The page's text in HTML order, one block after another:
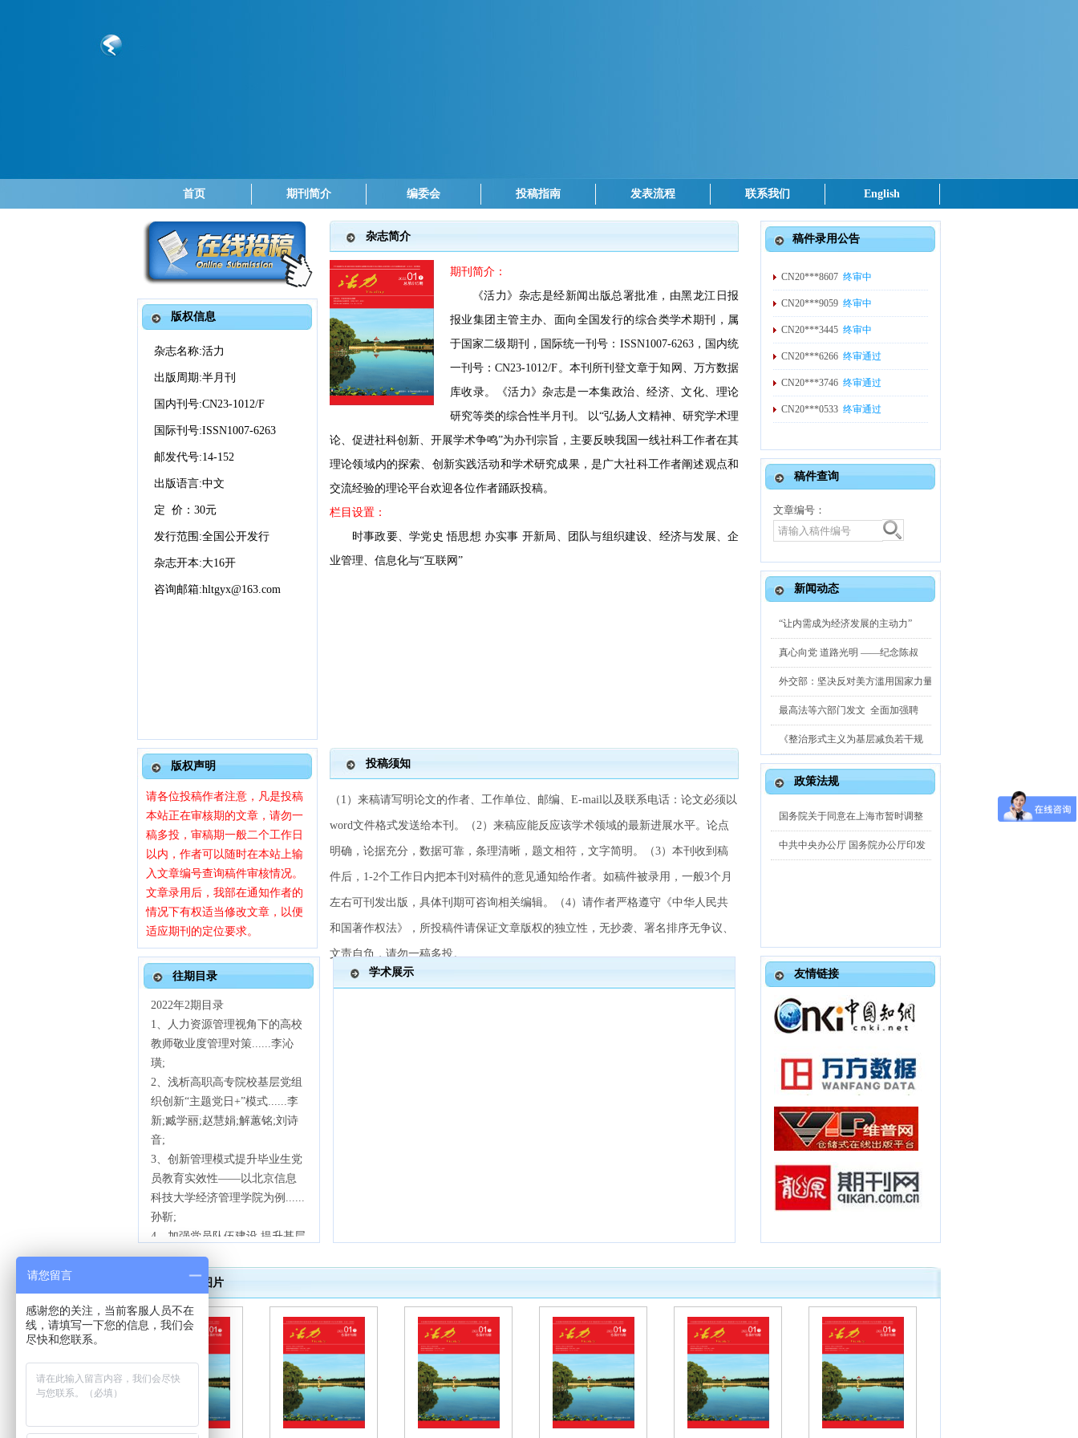
首页 期刊简介 编委会 投稿指南 发表流程 联系我们 English
版权信息
杂志名称:活力
出版周期 :半月 刊
国内刊号:CN23-1012/F
国际刊号:ISSN1007-6263
邮发代号:14-152
出版语言:中文
定 价： 30元
发行范围 :全国公开发行
杂志开本:大16开
咨询邮箱:hltgyx@163.com
版权声明
请各位投稿作者注意，凡是投稿
本站正在审核期的文章，请勿一
稿多投，审稿期一般二个工作日
以内，作者可以随时在本站上输
入文章编号查询稿件审核情况。
文章录用后，我部在通知作者的
情况下有权适当修改文章，以便
适应期刊的定位要求。
杂志简介
期刊简介：
《活力》杂志是经新闻出版总署批准，由黑龙江日报
报业集团主管主办、面向全国发行的综合类学术期刊，属
于国家二级期刊，国际统一刊号： ISSN1007-6263，国内统
一刊号：CN23-1012/F。本刊所刊登文章于知网、万方数据
库收录。《活力》杂志是一本集政治、经济、文化、理论
研究等类的综合性半月刊。 以“弘扬人文精神、研究学术理
论、促进社科创新、开展学术争鸣”为办刊宗旨，主要反映我国一线社科工作者在其
理论领域内的探索、创新实践活动和学术研究成果，是广大社科工作者阐述观点和
交流经验的理论平台欢迎各位作者踊跃投稿。
栏目设置：
时事政要、学党史 悟思想 办实事 开新局、团队与组织建设、经济与发展、企
业管理、信息化与“互联网”
投稿须知
（1）来稿请写明论文的作者、工作单位、邮编、E-mail以及联系电话：论文必须以
word文件格式发送给本刊。（2）来稿应能反应该学术领域的最新进展水平。论点
明确，论据充分，数据可靠，条理清晰，题文相符，文字简明。（3）本刊收到稿
件后，1-2个工作日内把本刊对稿件的意见通知给作者。如稿件被录用，一般3个月
左右可刊发出版，具体刊期可咨询相关编辑。（4）请作者严格遵守《中华人民共
和国著作权法》，所投稿件请保证文章版权的独立性，无抄袭、署名排序无争议、
文责自负，请勿一稿多投。
稿件录用公告
CN20***8607 终审中
CN20***9059 终审中
CN20***3445 终审中
CN20***6266 终审通过
CN20***3746 终审通过
CN20***0533 终审通过
CN20***0204终审通过
CN20***9704终审中
CN20***1348
稿件查询
文章编号：
新闻动态
“让内需成为经济发展的主动力”
真心向党 道路光明 ——纪念陈叔
外交部：坚决反对美方滥用国家力量
最高法等六部门发文 全面加强聘
《整治形式主义为基层减负若干规
政策法规
国务院关于同意在上海市暂时调整
2026-05
中共中央办公厅 国务院办公厅印发
友情链接
往期目录
2022年2期目录
1、
人力资源管理视角下的高校
教师敬业度管理对策......李沁
璜;
2、 浅析高职高专院校基层党组
织创新“主题党日+”模式......李
新;臧学丽;赵慧娟;解蕙铭;刘诗
音;
3、 创新管理模式提升毕业生党
员教育实效性——以北京信息
科技大学经济管理学院为例......
孙靳;
4、 加强党员队伍建设 提升基层
党员素质.......王浩;
不断加强干部作风建设
干部勇于担当作为——以兵团
第四师可克达拉市为例......吴雪
薇;
县供电公司党建工作和安全
生产的联动
学术展示
期刊图片
请您留言
感谢您的关注，当前客服人员不在
线，请填写一下您的信息，我们会
尽快和您联系。